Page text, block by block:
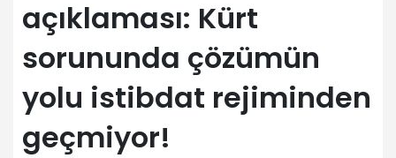
açıklaması: Kürt
sorununda çözümün
yolu istibdat rejiminden
geçmiyor!